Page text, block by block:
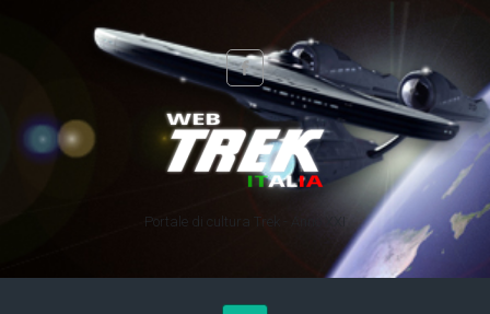
Skip to main content
Portale di cultura Trek - Anno XXI